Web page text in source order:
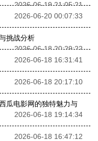
2026-06-19 21:05:21
2026-06-20 00:07:33
挑战分析
2026-06-18 20:29:22
2026-06-18 16:31:41
2026-06-18 20:17:10
瓜电影网的独特魅力与
2026-06-18 19:14:34
2026-06-18 16:47:12